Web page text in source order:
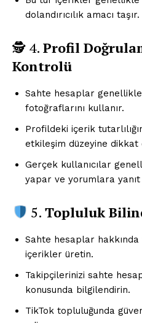
dolandırıcılık amacı taşır.
🕵️ 4. Profil
Kontrolü
Sahte hesaplar
fotoğraflarını kullanır.
Profildeki içerik
etkileşim düzeyine dikkat
Gerçek kullanıcılar
yapar ve yorumlara
5.Topluluk
Sahte hesaplar
içerikler üretin.
Takipçilerinizi sahte
konusunda bilgilendirin.
TikTok topluluğunda